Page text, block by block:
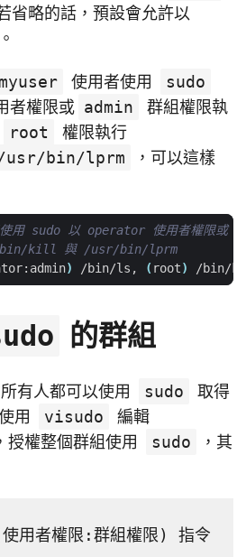
省略的話，預設會允許以
myuser 使用者使用
sudo
者權限或 admin
群組權限執
root
權限執行
usr/bin/lprm
，可以這樣
用 sudo 以 operator 使用者權限或
/bin/kill 與 /usr/bin/lprm
) /bin/ls, ( root)
的群組
有人都可以使用 sudo
取得
用 visudo
編輯
授權整個群組使用 sudo
，其
用者權限:群組權限) 指令